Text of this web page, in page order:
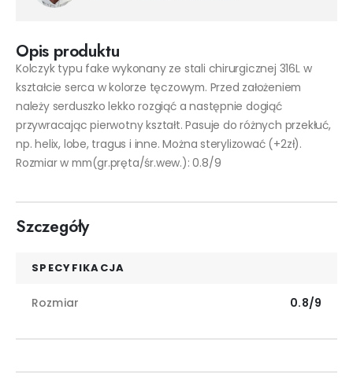
Opis produktu
Kolczyk typu fake wykonany ze stali chirurgicznej 316L w
kształcie serca w kolorze tęczowym. Przed założeniem
należy serduszko lekko rozgiąć a następnie dogiąć
przywracając pierwotny kształt. Pasuje do różnych przekłuć,
np. helix, lobe, tragus i inne. Można sterylizować (+2zł).
Rozmiar w mm(gr.pręta/śr.wew.): 0.8/9
Szczegóły
SPECYFIKACJA
Rozmiar 0.8/9